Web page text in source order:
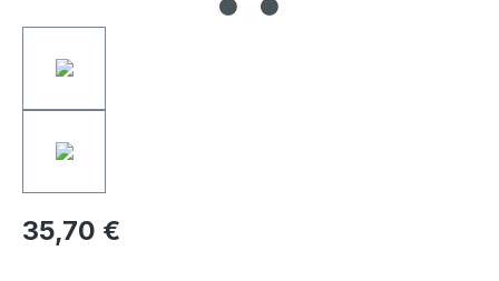
35,70 €